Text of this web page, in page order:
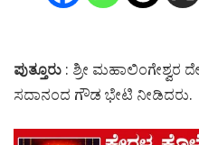
ಪುತ್ತೂರು: ಶ್ರೀ ಮಹಾಲಿಂಗೇಶ್ವರ
ಸದಾನಂದ ಗೌಡ ಭೇಟಿ ನೀಡಿದರು.